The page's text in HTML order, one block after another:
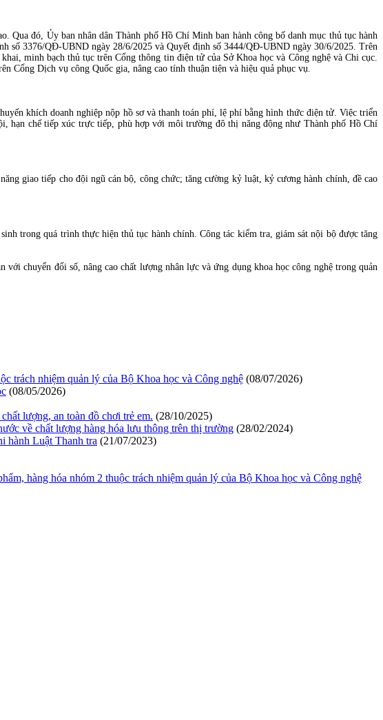
đó, Ủy ban nhân dân Thành phố Hồ Chí Minh ban hành công bố danh mục thủ tục hành
số 3376/QĐ-UBND ngày 28/6/2025 và Quyết định số 3444/QĐ-UBND ngày 30/6/2025. Trên
minh bạch thủ tục trên Cổng thông tin điện tử của Sở Khoa học và Công nghệ và Chi cục.
Cổng Dịch vụ công Quốc gia, nâng cao tính thuận tiện và hiệu quả phục vụ.
khích doanh nghiệp nộp hồ sơ và thanh toán phí, lệ phí bằng hình thức điện tử. Việc triển
chế tiếp xúc trực tiếp, phù hợp với môi trường đô thị năng động như Thành phố Hồ Chí
giao tiếp cho đội ngũ cán bộ, công chức; tăng cường kỷ luật, kỷ cương hành chính, đề cao
trong quá trình thực hiện thủ tục hành chính. Công tác kiểm tra, giám sát nội bộ được tăng
chuyển đổi số, nâng cao chất lượng nhân lực và ứng dụng khoa học công nghệ trong quản
trách nhiệm quản lý của Bộ Khoa học và Công nghệ (08/07/2026)
(08/05/2026)
lượng, an toàn đồ chơi trẻ em. (28/10/2025)
về chất lượng hàng hóa lưu thông trên thị trường (28/02/2024)
hành Luật Thanh tra (21/07/2023)
hàng hóa nhóm 2 thuộc trách nhiệm quản lý của Bộ Khoa học và Công nghệ